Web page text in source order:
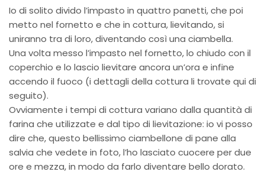
Io di solito divido l’impasto in quattro panetti, che poi
metto nel fornetto e che in cottura, lievitando, si
uniranno tra di loro, diventando così una ciambella.
Una volta messo l’impasto nel fornetto, lo chiudo con il
coperchio e lo lascio lievitare ancora un’ora e infine
accendo il fuoco (i dettagli della cottura li trovate qui di
seguito).
Ovviamente i tempi di cottura variano dalla quantità di
farina che utilizzate e dal tipo di lievitazione: io vi posso
dire che, questo bellissimo ciambellone di pane alla
salvia che vedete in foto, l’ho lasciato cuocere per due
ore e mezza, in modo da farlo diventare bello dorato.